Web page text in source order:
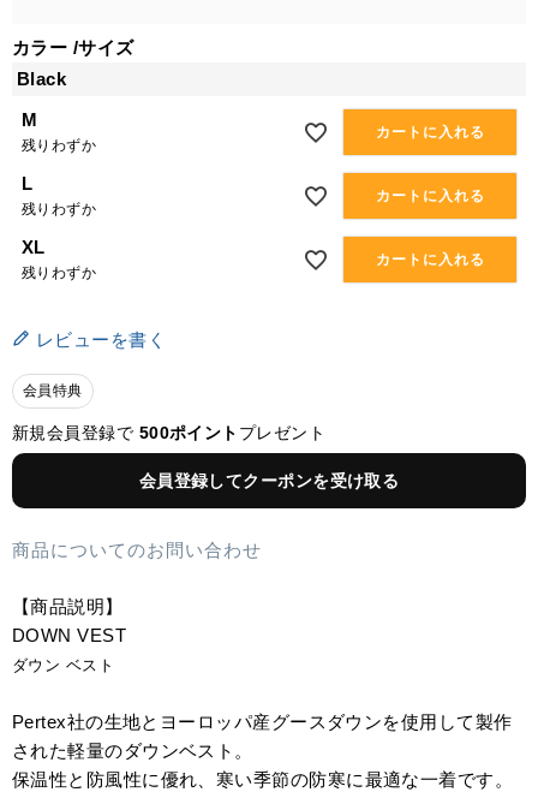
カラー サイズ
Black
M
残りわずか
カートに入れる
L
残りわずか
カートに入れる
XL
残りわずか
カートに入れる
レビューを書く
会員特典
新規会員登録で 500ポイント プレゼント
会員登録してクーポンを受け取る
商品についてのお問い合わせ
【商品説明】
DOWN VEST
ダウン ベスト
Pertex社の生地とヨーロッパ産グースダウンを使用して製作
された軽量のダウンベスト。
保温性と防風性に優れ、寒い季節の防寒に最適な一着です。